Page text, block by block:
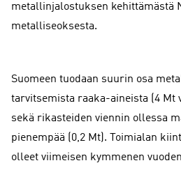
metallinjalostuksen kehittämästä
metalliseoksesta.
Suomeen tuodaan suurin osa
tarvitsemista raaka-aineista (4 Mt
sekä rikasteiden viennin ollessa
pienempää (0,2 Mt). Toimialan
olleet viimeisen kymmenen